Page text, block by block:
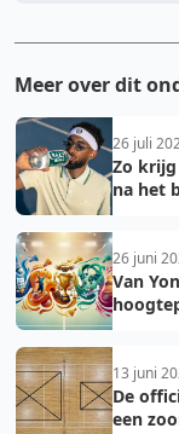
Meer over dit
26 juli
Zo
na het
26 juni
Van
13 juni
De
een